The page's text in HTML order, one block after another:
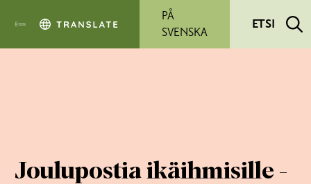
PÅ
SVENSKA
ETSI
Joulupostia ikäihmisille -